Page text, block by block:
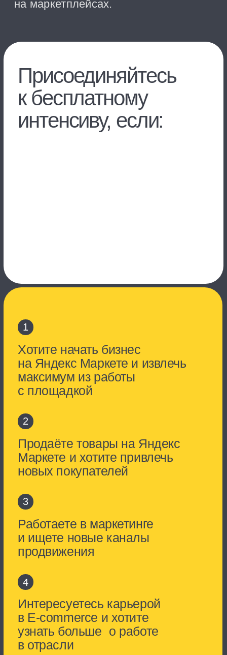
Запускаем продажи
Вы узнаете больше о Яндекс
Маркете и технологиях, которые
помогают продавцам в работе.
Специалисты из EdTech обсудят
карьерные перспективы в E-
commerce, а опытные продавцы
поделятся лайфхаками для
запуска продаж.
Как будет
проходить бизнес-
интенсив
первый день